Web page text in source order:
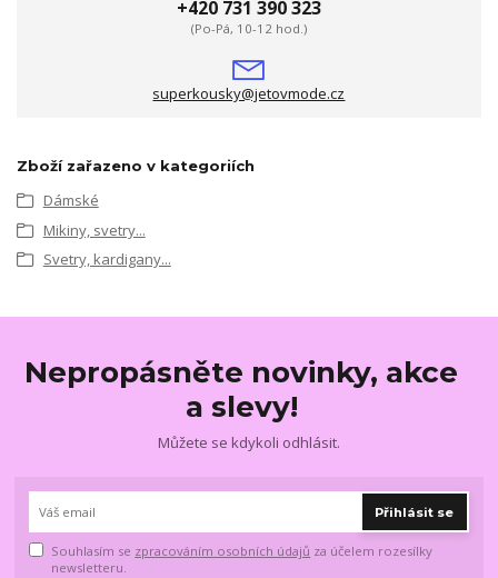
+420 731 390 323
(Po-Pá, 10-12 hod.)
superkousky@jetovmode.cz
Zboží zařazeno v kategoriích
Dámské
Mikiny, svetry...
Svetry, kardigany...
Nepropásněte novinky, akce
a slevy!
Můžete se kdykoli odhlásit.
Přihlásit se
Souhlasím se zpracováním osobních údajů za účelem rozesílky
newsletteru.